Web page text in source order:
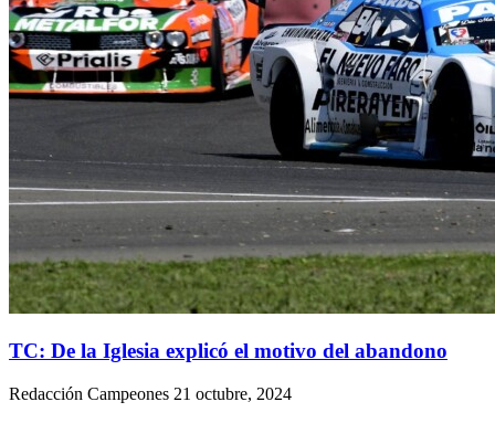
TC: De la Iglesia explicó el motivo del abandono
Redacción Campeones 21 octubre, 2024